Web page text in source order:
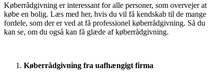
Køberrådgivning er interessant for alle personer, som overvejer at
købe en bolig. Læs med her, hvis du vil få kendskab til de mange
fordele, som der er ved at få professionel køberrådgivning. Så du
kan se, om du også kan få glæde af køberrådgivning.
Køberrådgivning fra uafhængigt firma